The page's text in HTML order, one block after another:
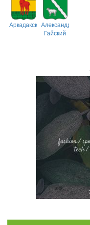
АркадакскийАлександрово-
Гайский